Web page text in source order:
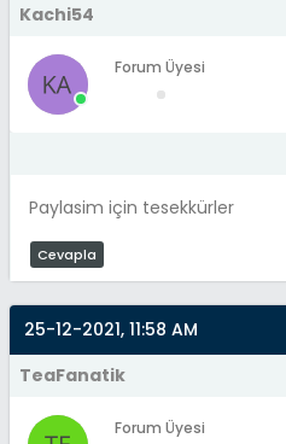
Kachi54
Forum Üyesi
Paylasim için tesekkürler
Cevapla
25-12-2021, 11:58 AM
TeaFanatik
Forum Üyesi